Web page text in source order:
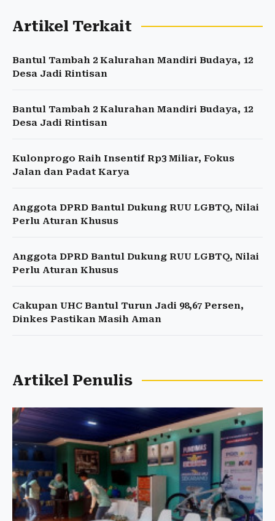
Artikel Terkait
Bantul Tambah 2 Kalurahan Mandiri Budaya, 12
Desa Jadi Rintisan
Bantul Tambah 2 Kalurahan Mandiri Budaya, 12
Desa Jadi Rintisan
Kulonprogo Raih Insentif Rp3 Miliar, Fokus
Jalan dan Padat Karya
Anggota DPRD Bantul Dukung RUU LGBTQ, Nilai
Perlu Aturan Khusus
Anggota DPRD Bantul Dukung RUU LGBTQ, Nilai
Perlu Aturan Khusus
Cakupan UHC Bantul Turun Jadi 98,67 Persen,
Dinkes Pastikan Masih Aman
Artikel Penulis